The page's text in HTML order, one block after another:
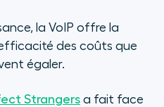
la VoIP offre la
des coûts que
égaler.
Strangers a fait face